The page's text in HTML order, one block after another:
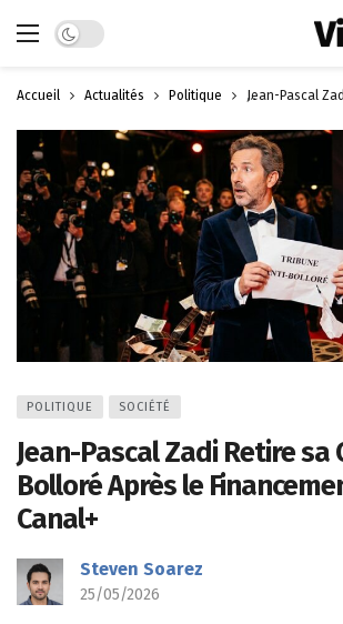
Dark mode
Accueil Actualités Politique Jean-Pascal
POLITIQUE SOCIÉTÉ
Jean-Pascal Zadi Retire sa
Bolloré Après le
Canal+
Steven Soarez
25/05/2026